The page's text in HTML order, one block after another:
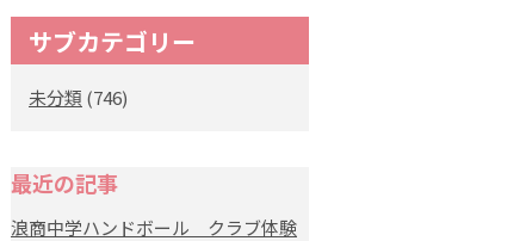
サブカテゴリー
未分類 (746)
最近の記事
浪商中学ハンドボール クラブ体験